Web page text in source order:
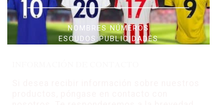
NOMBRES NÚMEROS
ESCUDOS PUBLICIDADES